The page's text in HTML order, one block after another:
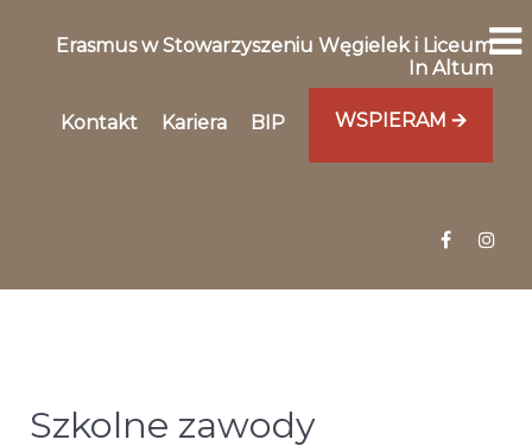
Erasmus w Stowarzyszeniu Węgielek i Liceum
In Altum
Kontakt Kariera BIP WSPIERAM 🡪
Szkolne zawody